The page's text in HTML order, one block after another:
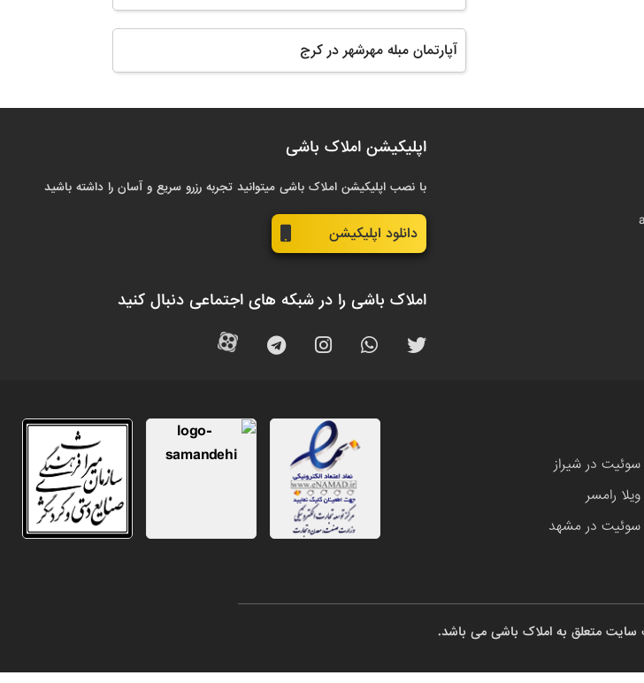
آپارتمان مبله مهرشهر در کرج
اپلیکیشن املاک باشی
با نصب اپلیکیشن املاک باشی میتوانید تجربه رزرو سریع و آسان را داشته باشید
دانلود اپلیکیشن
املاک باشی را در شبکه های اجتماعی دنبال کنید
سوئیت در شیراز
رامسر
سوئیت در مشهد
متعلق به املاک باشی می باشد.